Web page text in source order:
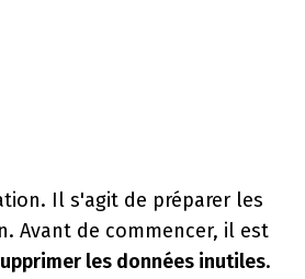
Il s'agit de préparer les
Avant de commencer, il est
les données inutiles.